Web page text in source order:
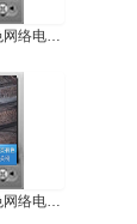
2026年3月24日中国有色网络电视新闻
2026年2月27日中国有色网络电视新闻